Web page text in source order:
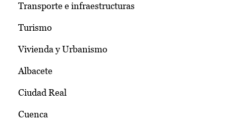
Transporte e infraestructuras
Turismo
Vivienda y Urbanismo
Albacete
Ciudad Real
Cuenca